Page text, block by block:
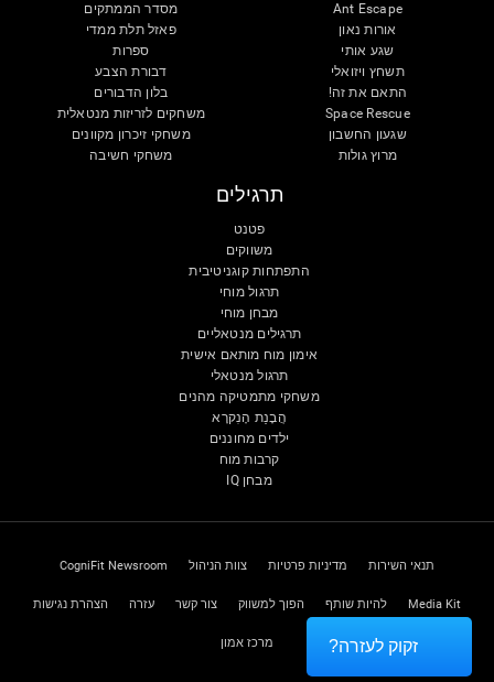
Ant Escape
אורות נאון
שגע אותי
תשחץ ויזואלי
התאם את זה!
Space Rescue
שגעון החשבון
מרוץ גולות
מסדר הממתקים
פאזל תלת ממדי
ספרות
דבורת הצבע
בלון הדבורים
משחקים לזריזות מנטאלית
משחקי זיכרון מקוונים
משחקי חשיבה
תרגילים
פטנט
משווקים
התפתחות קוגניטיבית
תרגול מוחי
מבחן מוחי
תרגילים מנטאליים
אימון מוח מותאם אישית
תרגול מנטאלי
משחקי מתמטיקה מהנים
הֲבָנַת הָנִקרָא
ילדים מחוננים
קרבות מוח
מבחן IQ
תנאי השירות מדיניות פרטיות צוות הניהול CogniFit Newsroom
Media Kit להיות שותף הפוך למשווק צור קשר עזרה הצהרת נגישות
מרכז אמון זקוק לעזרה?